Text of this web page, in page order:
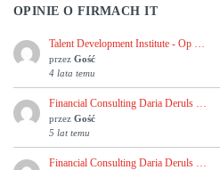
OPINIE O FIRMACH IT
Talent Development Institute - Op …
przez Gość
4 lata temu
Financial Consulting Daria Deruls …
przez Gość
5 lat temu
Financial Consulting Daria Deruls …